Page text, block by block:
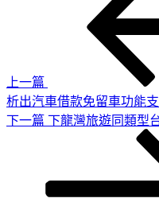
上一篇
析出汽車借款免留車功能
下
下一篇 下龍灣旅遊同類型